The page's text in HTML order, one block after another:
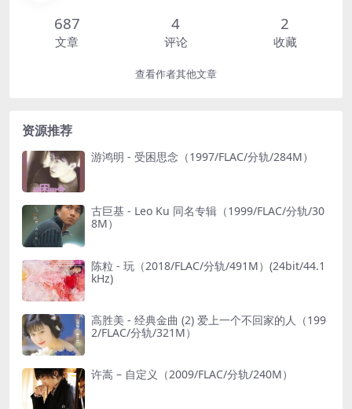
687
文章
4
评论
2
收藏
查看作者其他文章
资源推荐
游鸿明 - 受困思念（1997/FLAC/分轨/284M）
古巨基 - Leo Ku 同名专辑（1999/FLAC/分轨/30
8M）
陈粒 - 玩（2018/FLAC/分轨/491M）(24bit/44.1
kHz)
高胜美 - 经典金曲 (2) 爱上一个不回家的人（199
2/FLAC/分轨/321M）
许嵩 – 自定义（2009/FLAC/分轨/240M）